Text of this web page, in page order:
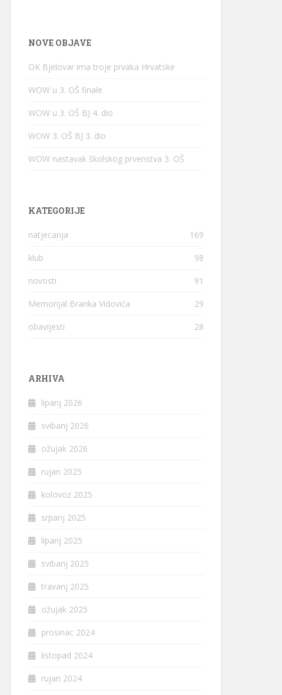
NOVE OBJAVE
OK Bjelovar ima troje prvaka Hrvatske
WOW u 3. OŠ finale
WOW u 3. OŠ BJ 4. dio
WOW 3. OŠ BJ 3. dio
WOW nastavak školskog prvenstva 3. OŠ
KATEGORIJE
natjecanja 169
klub 98
novosti 91
Memorijal Branka Vidovića 29
obavijesti 28
ARHIVA
lipanj 2026
svibanj 2026
ožujak 2026
rujan 2025
kolovoz 2025
srpanj 2025
lipanj 2025
svibanj 2025
travanj 2025
ožujak 2025
prosinac 2024
listopad 2024
rujan 2024